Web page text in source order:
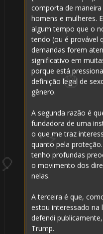
comporta de
homens e mulheres.
algum tempo que o
tendo (ou é provável
demandas forem
significativo em
porque está
definição legal de
gênero.
A segunda razão é
fundadora de uma
o que me traz
quanto pela
tenho profundas
o movimento dos
nelas.
A terceira é que,
estou interessado na
defendi
Trump.